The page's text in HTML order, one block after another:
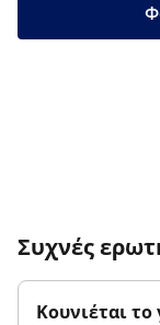
Συχνές
Κουνιέται